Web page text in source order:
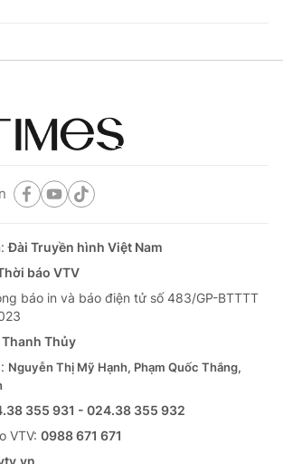
Đài Truyền hình Việt Nam
báo VTV
báo in và báo điện tử số 483/GP-BTTTT
Thủy
Nguyễn Thị Mỹ Hạnh, Phạm Quốc Thắng,
355 931 - 024.38 355 932
VTV: 0988 671 671